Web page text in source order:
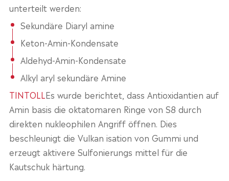
unterteilt werden:
Sekundäre Diaryl amine
Keton-Amin-Kondensate
Aldehyd-Amin-Kondensate
Alkyl aryl sekundäre Amine
TINTOLL Es wurde berichtet, dass Antioxidantien auf
Amin basis die oktatomaren Ringe von S8 durch
direkten nukleophilen Angriff öffnen. Dies
beschleunigt die Vulkan isation von Gummi und
erzeugt aktivere Sulfonierungs mittel für die
Kautschuk härtung.